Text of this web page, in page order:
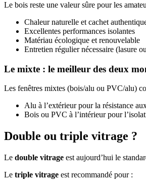
Le bois reste une valeur sûre pour les
Chaleur naturelle et cachet
Excellentes performances isolantes
Matériau écologique et renouvelable
Entretien régulier nécessaire (lasure
Le mixte : le meilleur des deux
Les fenêtres mixtes (bois/alu ou PVC/alu)
Alu à l’extérieur pour la résistance
Bois ou PVC à l’intérieur pour
Double ou triple vitrage ?
Le double vitrage est aujourd’hui le
Le triple vitrage est recommandé pour :